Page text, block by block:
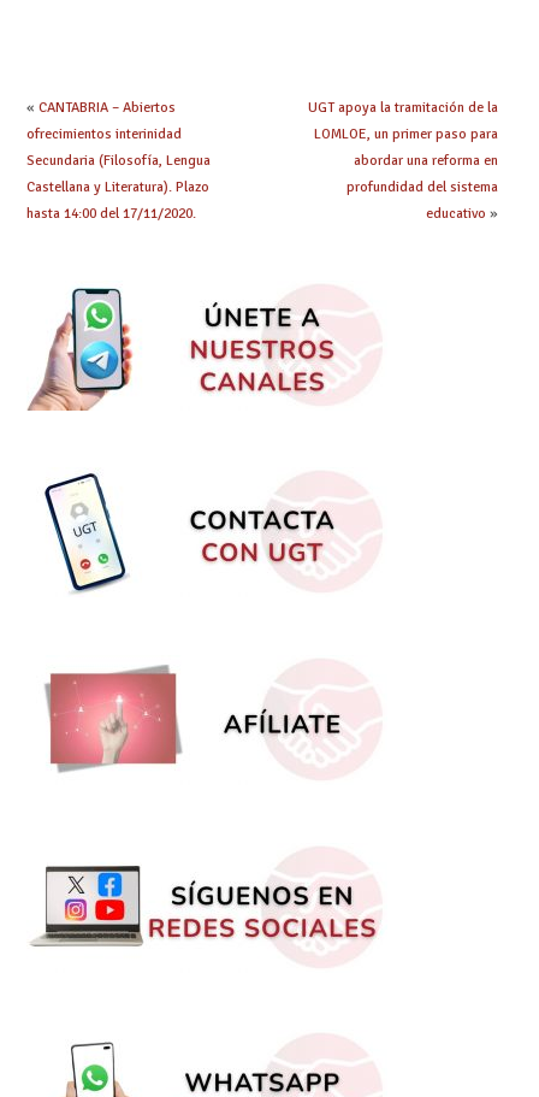
« CANTABRIA – Abiertos
ofrecimientos interinidad
Secundaria (Filosofía, Lengua
Castellana y Literatura). Plazo
hasta 14:00 del 17/11/2020.
UGT apoya la tramitación de la
LOMLOE, un primer paso para
abordar una reforma en
profundidad del sistema
educativo »